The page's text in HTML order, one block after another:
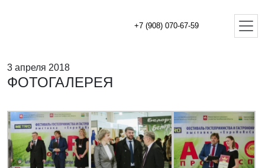
+7 (908) 070-67-59
3 апреля 2018
ФОТОГАЛЕРЕЯ